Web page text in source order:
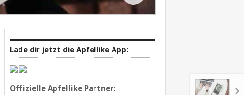
Lade dir jetzt die Apfellike App:
Offizielle Apfellike Partner: